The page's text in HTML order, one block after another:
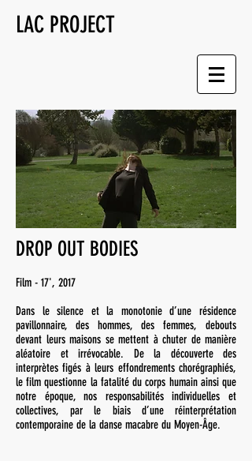
LAC PROJECT
DROP OUT BODIES
Film - 17', 2017
Dans le silence et la monotonie d’une résidence
pavillonnaire, des hommes, des femmes, debouts
devant leurs maisons se mettent à chuter de manière
aléatoire et irrévocable. De la découverte des
interprètes figés à leurs effondrements chorégraphiés,
le film questionne la fatalité du corps humain ainsi que
notre époque, nos responsabilités individuelles et
collectives, par le biais d’une réinterprétation
contemporaine de la danse macabre du Moyen-Âge.